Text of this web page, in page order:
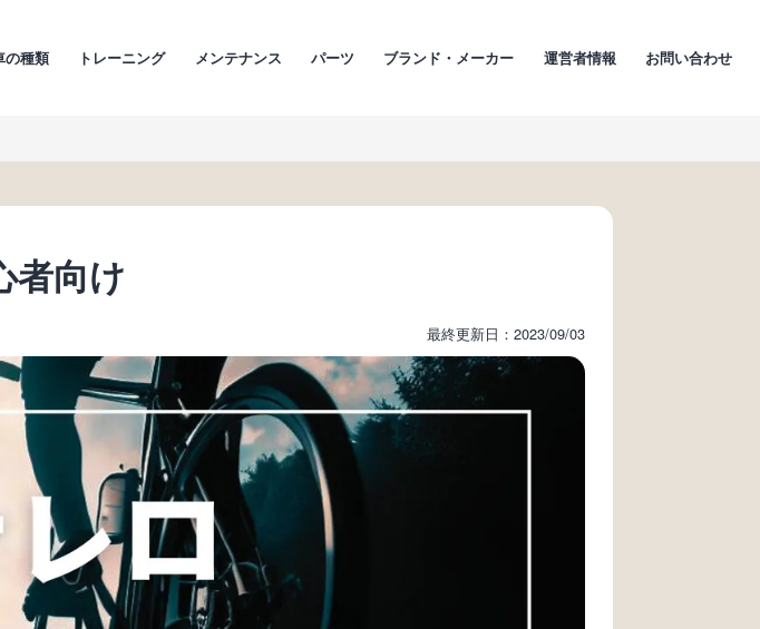
の種類 トレーニング メンテナンス パーツ ブランド・メーカー 運営者情報 お問い合わせ
者向け
最終更新日：2023/09/03